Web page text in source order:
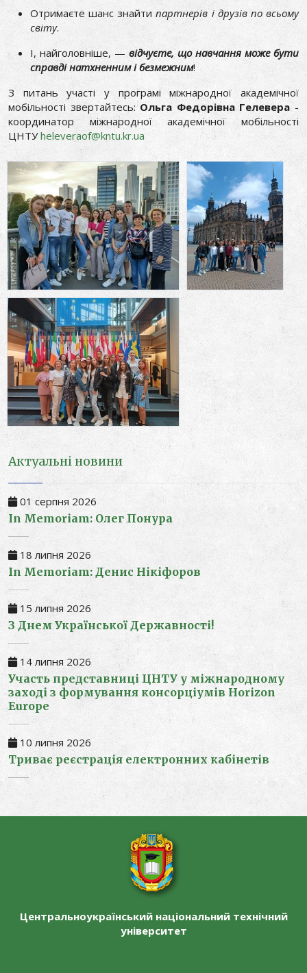
Отримаєте шанс знайтипартнерів і друзів по всьому
світу.
І, найголовніше, — відчуєте, що навчання може бути
справді натхненним і безмежним!
З питань участі у програмі міжнародної академічної
мобільності звертайтесь: Ольга Федорівна Гелевера-
координатор міжнародної академічної мобільності
ЦНТУheleveraof@kntu.kr.ua
Актуальні новини
01 серпня 2026
In Memoriam: Олег Понура
18 липня 2026
In Memoriam: Денис Нікіфоров
15 липня 2026
З Днем Української Державності!
14 липня 2026
Участь представниці ЦНТУ у міжнародному
заході з формування консорціумів Horizon
Europe
10 липня 2026
Триває реєстрація електронних кабінетів
Центральноукраїнський національний технічний
університет